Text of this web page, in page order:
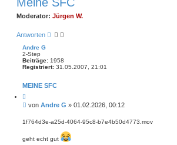
Moderator: Jürgen W.
Antworten
Andre G
2-Step
Beiträge: 1958
Registriert: 31.05.2007, 21:01
MEINE SFC
i
t
e
n
B
i
r
von Andre G » 01.02.2026, 00:12
1f764d3e-a25d-4064-95c8-b7e4b50d4773.mov
geht echt gut